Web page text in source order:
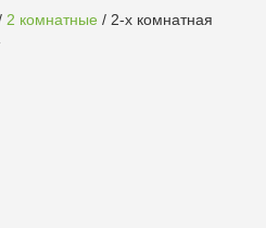
2 комнатные / 2-х комнатная